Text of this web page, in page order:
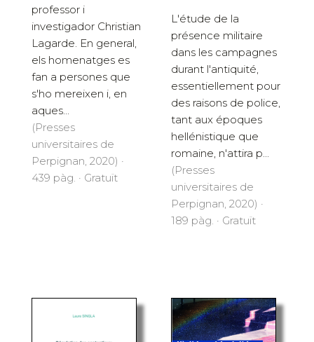
professor i
investigador Christian
Lagarde. En general,
els homenatges es
fan a persones que
s'ho mereixen i, en
aques...
(Presses
universitaires de
Perpignan, 2020) ·
439 pàg. · Gratuït
L'étude de la
présence militaire
dans les campagnes
durant l'antiquité,
essentiellement pour
des raisons de police,
tant aux époques
hellénistique que
romaine, n'attira p...
(Presses
universitaires de
Perpignan, 2020) ·
189 pàg. · Gratuït